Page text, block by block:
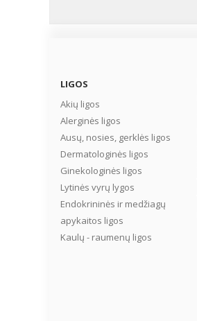
LIGOS
Akių ligos
Alerginės ligos
Ausų, nosies, gerklės ligos
Dermatologinės ligos
Ginekologinės ligos
Lytinės vyrų lygos
Endokrininės ir medžiagų
apykaitos ligos
Kaulų - raumenų ligos